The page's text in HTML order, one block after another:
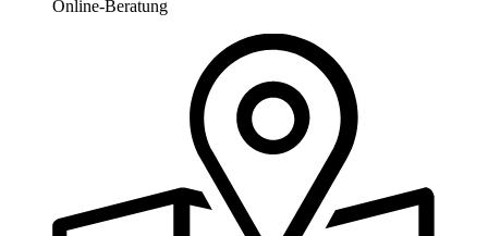
Online-Beratung